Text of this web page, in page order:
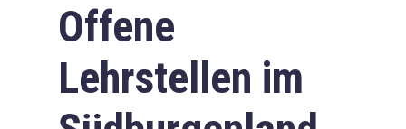
Offene
Lehrstellen im